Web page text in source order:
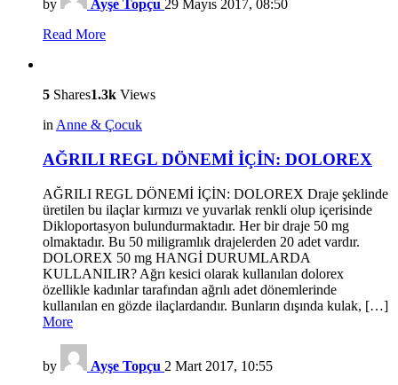
by Ayşe Topçu 29 Mayıs 2017, 08:50
Read More
5 Shares1.3k Views
in Anne & Çocuk
AĞRILI REGL DÖNEMİ İÇİN: DOLOREX
AĞRILI REGL DÖNEMİ İÇİN: DOLOREX Draje şeklinde
üretilen bu ilaçlar kırmızı ve yuvarlak renkli olup içerisinde
Dikloportasyon bulundurmaktadır. Her bir draje 50 mg
olmaktadır. Bu 50 miligramlık drajelerden 20 adet vardır.
DOLOREX 50 mg HANGİ DURUMLARDA
KULLANILIR? Ağrı kesici olarak kullanılan dolorex
özellikle kadınlar tarafından ağrılı adet dönemlerinde
kullanılan en gözde ilaçlardandır. Bunların dışında kulak, […]
More
by Ayşe Topçu 2 Mart 2017, 10:55